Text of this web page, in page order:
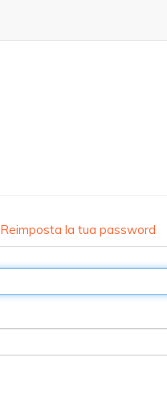
Reimposta la tua password